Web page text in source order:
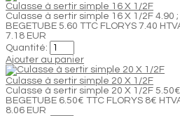
Culasse à sertir simple 16 X 1/2F
Culasse à sertir simple 16 X 1/2F 4.90 ;
BEGETUBE 5.60 TTC FLORYS 7.40
7.18 EUR
Quantité:
Ajouter au panier
Culasse à sertir simple 20 X 1/2F
Culasse à sertir simple 20 X 1/2F 5.50€
BEGETUBE 6.50€ TTC FLORYS 8€
8.06 EUR